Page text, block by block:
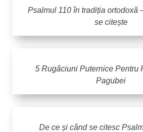
Psalmul 110 în tradiția ortodoxă
se citește
5 Rugăciuni Puternice Pentru
Pagubei
De ce și când se citesc